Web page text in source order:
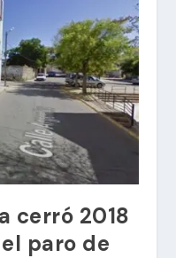
cerró 2018
paro de